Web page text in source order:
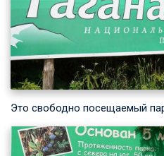
Это свободно посещаемый